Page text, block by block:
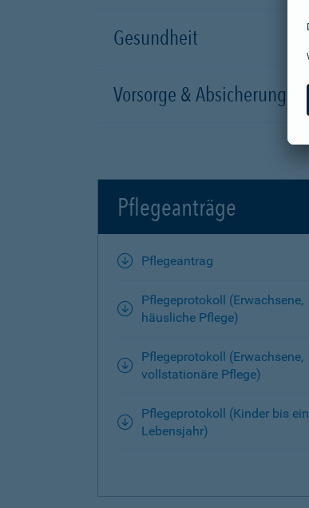
Gesundheit
Vorsorge & Absicherung
Pflegeanträge
Pflegeantrag
Pflegeprotokoll (Erwachsene,
häusliche Pflege)
Pflegeprotokoll (Erwachsene,
vollstationäre Pflege)
Pflegeprotokoll (Kinder bis
Lebensjahr)